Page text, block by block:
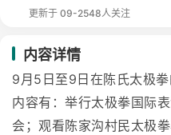
更新于 09-2548人关注
内容详情
9月5日至9日在陈氏太极
内容有：举行太极拳国际
会；观看陈家沟村民太极